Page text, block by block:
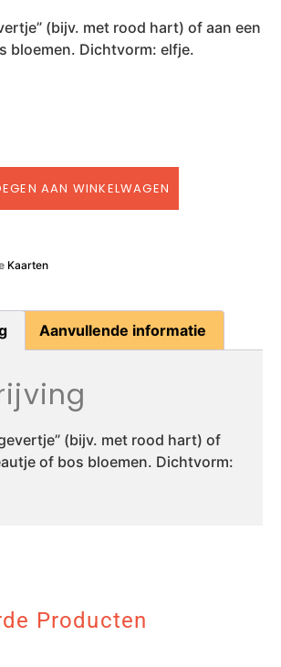
(bijv. met rood hart) of aan een
bloemen. Dichtvorm: elfje.
AAN WINKELWAGEN
Kaarten
Aanvullende informatie
(bijv. met rood hart) of
of bos bloemen. Dichtvorm:
Producten